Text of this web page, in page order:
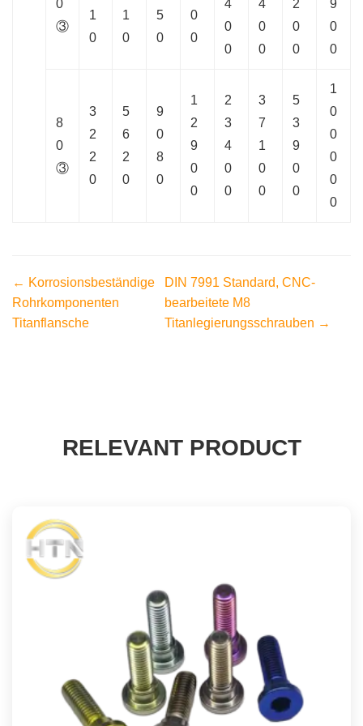
0
③
1
0
1
0
5
0
0
0
4
0
0
4
0
0
2
0
0
9
0
0
8
0
③
3
2
2
0
5
6
2
0
9
0
8
0
1
2
9
0
0
2
3
4
0
0
3
7
1
0
0
5
3
9
0
0
1
0
0
0
0
0
← Korrosionsbeständige
Rohrkomponenten
Titanflansche
DIN 7991 Standard, CNC-
bearbeitete M8
Titanlegierungsschrauben →
RELEVANT PRODUCT